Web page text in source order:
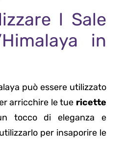
l Sale
in
può essere utilizzato
arricchire le tue ricette
tocco di eleganza e
per insaporire le